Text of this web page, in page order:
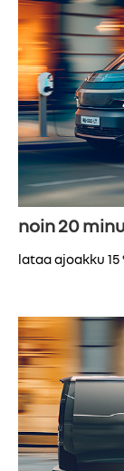
noin 20
lataa ajoakku 15